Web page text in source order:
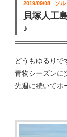
2019/09/08 ソル
貝塚人工
♪
どうもゆるりで
青物シーズンに
先週に続いてホ